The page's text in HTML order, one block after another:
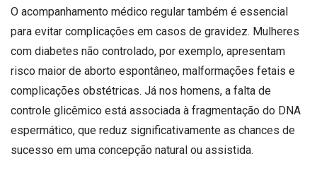
O acompanhamento médico regular também é essencial
para evitar complicações em casos de gravidez. Mulheres
com diabetes não controlado, por exemplo, apresentam
risco maior de aborto espontâneo, malformações fetais e
complicações obstétricas. Já nos homens, a falta de
controle glicêmico está associada à fragmentação do DNA
espermático, que reduz significativamente as chances de
sucesso em uma concepção natural ou assistida.